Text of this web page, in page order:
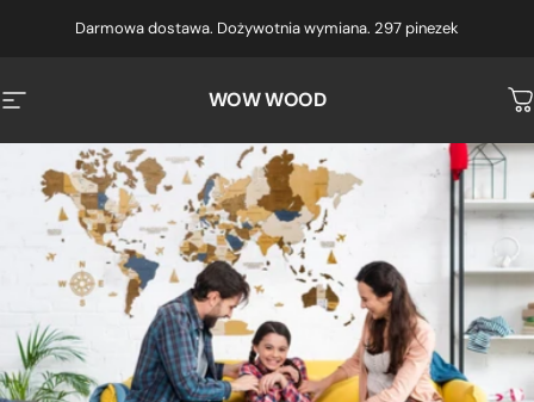
Darmowa dostawa. Dożywotnia wymiana. 297 pinezek
Nawigacja witryny WOW WOOD